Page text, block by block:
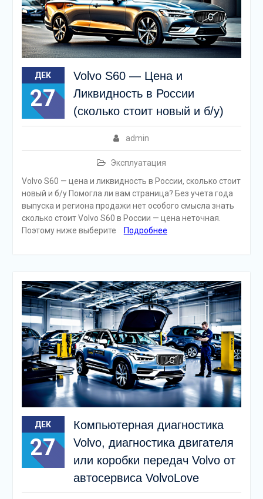
ДЕК
27
Volvo S60 — Цена и
Ликвидность в России
(сколько стоит новый и б/у)
admin
Эксплуатация
Volvo S60 — цена и ликвидность в России, сколько стоит
новый и б/у Помогла ли вам страница? Без учета года
выпуска и региона продажи нет особого смысла знать
сколько стоит Volvo S60 в России — цена неточная.
Поэтому ниже выберите
Подробнее
ДЕК
27
Компьютерная диагностика
Volvo, диагностика двигателя
или коробки передач Volvo от
автосервиса VolvoLove